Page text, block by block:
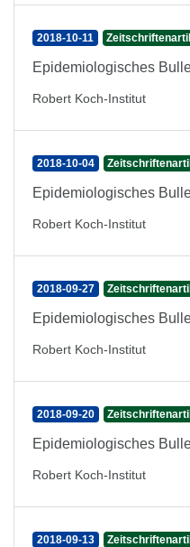
2018-10-11
Epidemiologisches
Robert Koch-Institut
2018-10-04
Epidemiologisches
Robert Koch-Institut
2018-09-27
Epidemiologisches
Robert Koch-Institut
2018-09-20
Epidemiologisches
Robert Koch-Institut
2018-09-13